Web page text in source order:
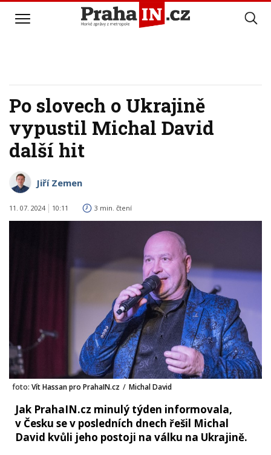
Po slovech o Ukrajině
vypustil Michal David
další hit
Jiří Zemen
11. 07. 2024 10:11 3 min. čtení
foto: Vít Hassan pro PrahaIN.cz / Michal David
Jak PrahaIN.cz minulý týden informovala,
v Česku se v posledních dnech řešil Michal
David kvůli jeho postoji na válku na Ukrajině.